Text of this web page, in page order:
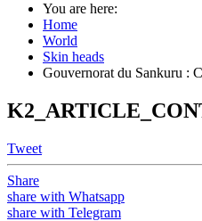
You are here:
Home
World
Skin heads
Gouvernorat du Sankuru :
Tweet
Share
share with Whatsapp
share with Telegram